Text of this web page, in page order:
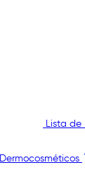
Lista de
Dermocosméticos